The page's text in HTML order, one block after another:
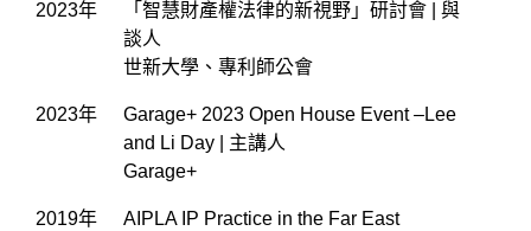
2023年
「智慧財產權法律的新視野」研討會 | 與
談人
世新大學、專利師公會
2023年
Garage+ 2023 Open House Event –Lee
and Li Day | 主講人
Garage+
2019年
AIPLA IP Practice in the Far East